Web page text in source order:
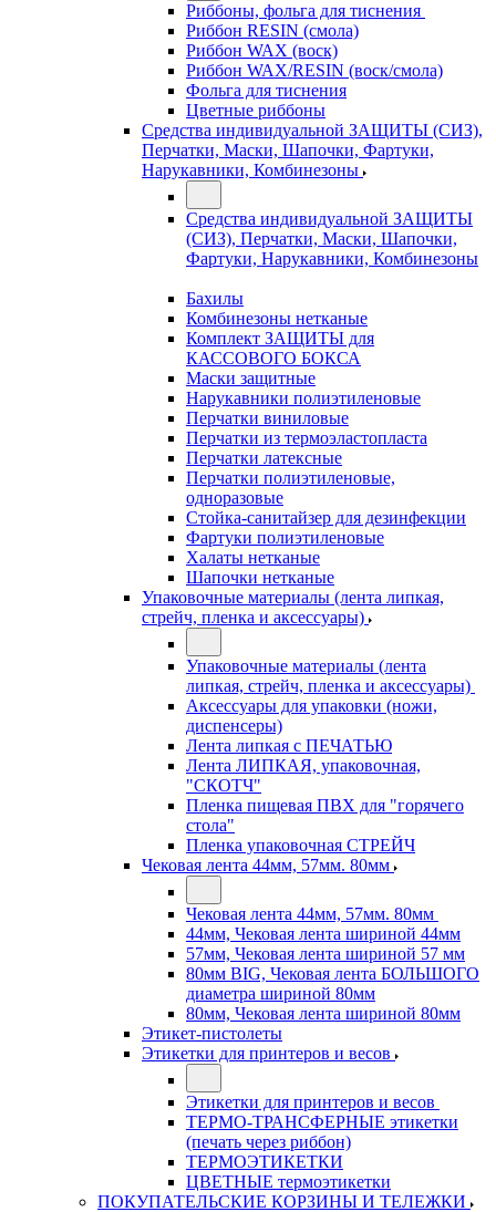
Риббоны, фольга для тиснения
Риббон RESIN (смола)
Риббон WAX (воск)
Риббон WAX/RESIN (воск/смола)
Фольга для тиснения
Цветные риббоны
Средства индивидуальной ЗАЩИТЫ (СИЗ),
Перчатки, Маски, Шапочки, Фартуки,
Нарукавники, Комбинезоны
Средства индивидуальной ЗАЩИТЫ
(СИЗ), Перчатки, Маски, Шапочки,
Фартуки, Нарукавники, Комбинезоны
Бахилы
Комбинезоны нетканые
Комплект ЗАЩИТЫ для
КАССОВОГО БОКСА
Маски защитные
Нарукавники полиэтиленовые
Перчатки виниловые
Перчатки из термоэластопласта
Перчатки латексные
Перчатки полиэтиленовые,
одноразовые
Стойка-санитайзер для дезинфекции
Фартуки полиэтиленовые
Халаты нетканые
Шапочки нетканые
Упаковочные материалы (лента липкая,
стрейч, пленка и аксессуары)
Упаковочные материалы (лента
липкая, стрейч, пленка и аксессуары)
Аксессуары для упаковки (ножи,
диспенсеры)
Лента липкая с ПЕЧАТЬЮ
Лента ЛИПКАЯ, упаковочная,
"СКОТЧ"
Пленка пищевая ПВХ для "горячего
стола"
Пленка упаковочная СТРЕЙЧ
Чековая лента 44мм, 57мм. 80мм
Чековая лента 44мм, 57мм. 80мм
44мм, Чековая лента шириной 44мм
57мм, Чековая лента шириной 57 мм
80мм BIG, Чековая лента БОЛЬШОГО
диаметра шириной 80мм
80мм, Чековая лента шириной 80мм
Этикет-пистолеты
Этикетки для принтеров и весов
Этикетки для принтеров и весов
ТЕРМО-ТРАНСФЕРНЫЕ этикетки
(печать через риббон)
ТЕРМОЭТИКЕТКИ
ЦВЕТНЫЕ термоэтикетки
ПОКУПАТЕЛЬСКИЕ КОРЗИНЫ И ТЕЛЕЖКИ